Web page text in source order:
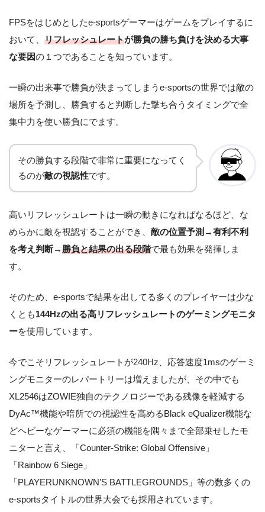
FPSをはじめとしたe-sportsゲーマーはゲームをプレイするに
おいて、 リフレッシュレートが勝負の勝ち負けを決める大事
な要因の１つであることを知っています。
一瞬の出来事で勝負が決まってしまうe-sportsの世界では敵の
場所を予測し、勝負すると判断した撃ち合うタイミングで全
集中力を使い勝負にでます。
その勝負する段階で非常に重要になってく
るのが敵の視認性です。
高いリフレッシュレートは一瞬の動きになればなるほど、な
めらかに敵を視認することができ、 敵の位置予測→有利不利
を考え判断→勝負と結果の出る段階で最も効果を発揮しま
す。
そのため、e-sportsで結果を出してる多くのプレイヤーは少な
くとも144Hzの出る高リフレッシュレートのゲーミングモニタ
ーを使用しています。
今でこそリフレッシュレートが240Hz、応答速度1msのゲーミ
ングモニターのレパートリーは増えましたが、その中でも
XL2546はZOWIE独自のテクノロジーである残像を軽減する
DyAc™機能や暗所での視認性を高めるBlack eQualizer機能な
どヘビーなゲーマーに必須の機能を隅々まで全部乗せしたモ
ニターと言え、「Counter-Strike: Global Offensive」
「Rainbow 6 Siege」
「PLAYERUNKNOWN’S BATTLEGROUNDS」等の数多くの
e-sportsタイトルの世界大会でも採用されています。